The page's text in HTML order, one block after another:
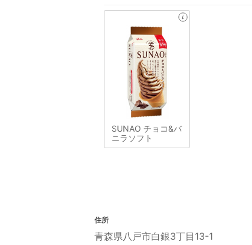
SUNAO チョコ&バ
ニラソフト
住所
青森県八戸市白銀3丁目13-1